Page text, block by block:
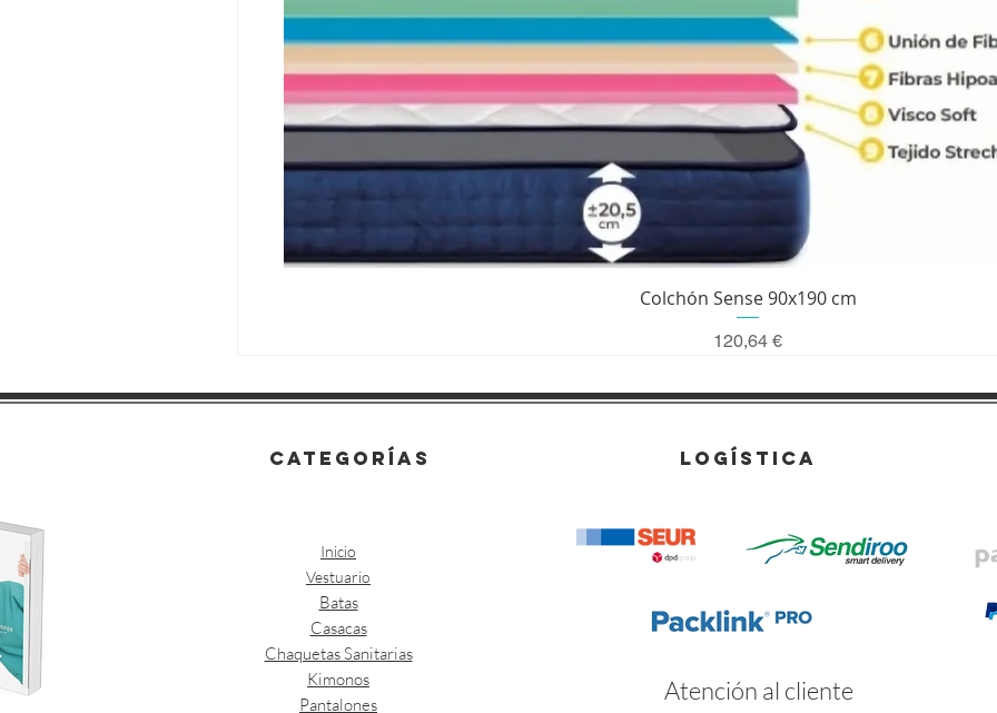
Vista rápida
Colchón Sense 90x190 cm
Precio
120,64 €
categorías
Inicio
Vestuario
Batas
Casacas
Chaquetas Sanitarias
Kimonos
Pantalones
LOGÍSTICA
Atención al cliente